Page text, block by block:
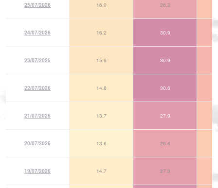
25/07/2026 16.0 26.3
24/07/2026 16.2 30.9
23/07/2026 15.9 30.9
22/07/2026 14.8 30.6
21/07/2026 13.7 27.9
20/07/2026 13.6 26.4
19/07/2026 14.7 27.3